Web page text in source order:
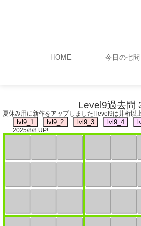
HOME 今日の七問
Level9過去問
夏休み用に新作をアップしました! level9は井桁以
2025/8/8 UP!